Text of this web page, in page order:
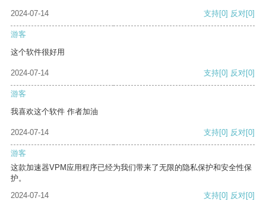
2024-07-14 支持[0] 反对[0]
游客
这个软件很好用
2024-07-14 支持[0] 反对[0]
游客
我喜欢这个软件 作者加油
2024-07-14 支持[0] 反对[0]
游客
这款加速器VPM应用程序已经为我们带来了无限的隐私保护和安全性保
护。
2024-07-14
支持[0] 反对[0]